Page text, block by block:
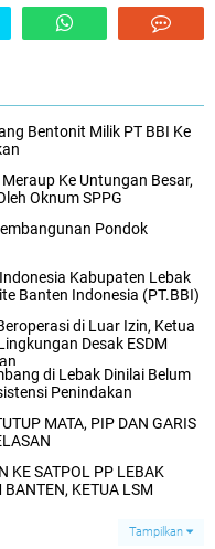
Bentonit Milik PT BBI Ke
Ke Untungan Besar,
Oknum SPPG
Pondok
Kabupaten Lebak
Banten Indonesia (PT.BBI)
di Luar Izin, Ketua
Desak ESDM
di Lebak Dinilai Belum
Penindakan
MATA, PIP DAN GARIS
KE SATPOL PP LEBAK
BANTEN, KETUA LSM
Tampilkan